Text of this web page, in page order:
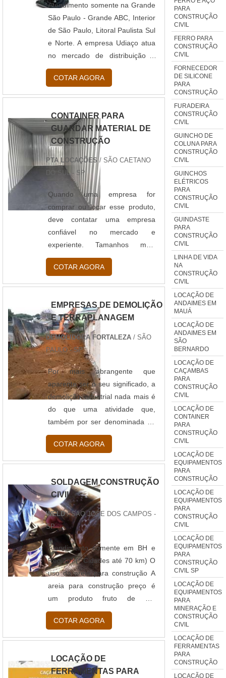
plataf....
Atendimento somente na Grande
São Paulo - Grande ABC, Interior
de São Paulo, Litoral Paulista Sul
e Norte. A empresa Udiaço atua
no mercado de distribuição e
serviços relacionados ao
segmento da construção civil
desde 1989. Oferece para seus
para cada demanda, pois conta
com uma frota, capaz de
transportar cargas de todos os
portes. A Udiaço também dispõe
de uma equipe de logística
qualificada para realizar a e....
COTAR AGORA
CONTAINER PARA
GUARDAR MATERIAL DE
CONSTRUÇÃO
PTA LOCAÇÕES/ SÃO CAETANO
DO SUL - SP
Quando uma empresa for
comprar ou locar esse produto,
deve contatar uma empresa
confiável no mercado e
experiente. Tamanhos mais
procurados 1m; 1,5m; 2,0m;
Entre outros. Informações gerais
do andaime para construção Os
de utilizar e de montar, sendo
que a mesma necessita de
acessórios, guarda corpo, piso
metálico, escada tubular, sapatas
ajustáveis e rodízios giratório ou
fixo. Além disso, esse quesito é
um de s....
COTAR AGORA
EMPRESAS DE DEMOLIÇÃO
E TERRAPLANAGEM
DEMOLIDORA FORTALEZA/ SÃO
PAULO - SP
Por mais abrangente que
aparente ser o seu significado, a
demolição industrial nada mais é
do que uma atividade que,
também por ser denominada de
tal maneira, se caracteriza em
função da robustez que lhe é
inerente. Esta regra tanto é
diversos os maquinários pesados
passíveis de serem utilizados ao
longo de seu procedimento.
Algumas características do
processo de destruição Já no
que trata de suas
funcionalidad....
COTAR AGORA
SOLDAGEM CONSTRUÇÃO
CIVIL
WELD/ SAO JOSE DOS CAMPOS -
SP
Atendimento somente em BH e
Região* (* Cidades até 70 km) O
uso da areia para construção A
areia para construção preço é
um produto fruto de um
peneiramento de agregados
míudos de britagem do gnasse.
Este tipo de areia é usado em
lajes, blocos, tubos e pisos
intertravados. Benefícios da areia
COTAR AGORA
LOCAÇÃO DE
FERRAMENTAS PARA
PARA
CONSTRUÇÃO
CIVIL
FERRO PARA
CONSTRUÇÃO
CIVIL
FORNECEDOR
DE SILICONE
PARA
CONSTRUÇÃO
FURADEIRA
CONSTRUÇÃO
CIVIL
GUINCHO DE
COLUNA PARA
CONSTRUÇÃO
CIVIL
GUINCHOS
ELÉTRICOS
PARA
CONSTRUÇÃO
CIVIL
GUINDASTE
PARA
CONSTRUÇÃO
CIVIL
LINHA DE VIDA
NA
CONSTRUÇÃO
CIVIL
LOCAÇÃO DE
ANDAIMES EM
MAUÁ
LOCAÇÃO DE
ANDAIMES EM
SÃO
BERNARDO
LOCAÇÃO DE
CAÇAMBAS
PARA
CONSTRUÇÃO
CIVIL
LOCAÇÃO DE
CONTAINER
PARA
CONSTRUÇÃO
CIVIL
LOCAÇÃO DE
EQUIPAMENTOS
PARA
CONSTRUÇÃO
LOCAÇÃO DE
EQUIPAMENTOS
PARA
CONSTRUÇÃO
CIVIL
LOCAÇÃO DE
EQUIPAMENTOS
PARA
CONSTRUÇÃO
CIVIL SP
LOCAÇÃO DE
EQUIPAMENTOS
PARA
MINERAÇÃO E
CONSTRUÇÃO
CIVIL
LOCAÇÃO DE
FERRAMENTAS
PARA
CONSTRUÇÃO
LOCAÇÃO DE